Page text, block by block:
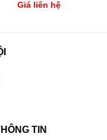
Giá liên hệ
TIN